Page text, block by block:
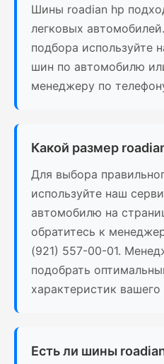
Шины roadian hp
легковых
подбора используйте
шин по автомобилю
менеджеру по
Какой размер
Для выбора
используйте наш
автомобилю на
обратитесь к
(921) 557-00-01.
подобрать
характеристик
Есть ли шины